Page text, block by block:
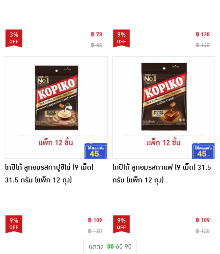
3%
฿ 78
฿ 80
9%
฿ 128
฿ 140
โกปิโก้ ลูกอมรสคาปูชิโน่ (9 เม็ด)
31.5 กรัม (แพ็ก 12 ถุง)
9%
฿ 109
฿ 120
โกปิโก้ ลูกอมรสกาแฟ (9 เม็ด) 31.5
กรัม (แพ็ก 12 ถุง)
9%
฿ 109
฿ 120
แสดง 30 60 90